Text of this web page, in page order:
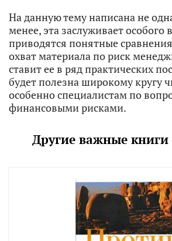
На данную тему написана не
менее, эта заслуживает
приводятся понятные
охват материала по риск
ставит ее в ряд практических
будет полезна широкому кругу
особенно специалистам по
финансовыми рисками.
Другие важные книги